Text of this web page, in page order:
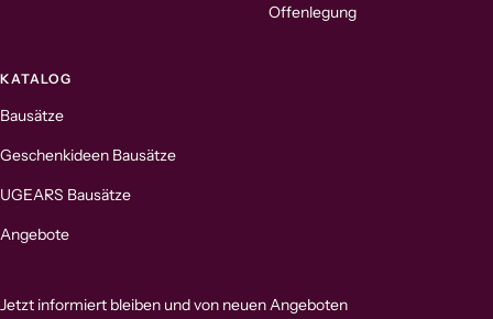
Offenlegung
KATALOG
Bausätze
Geschenkideen Bausätze
UGEARS Bausätze
Angebote
Jetzt informiert bleiben und von neuen Angeboten